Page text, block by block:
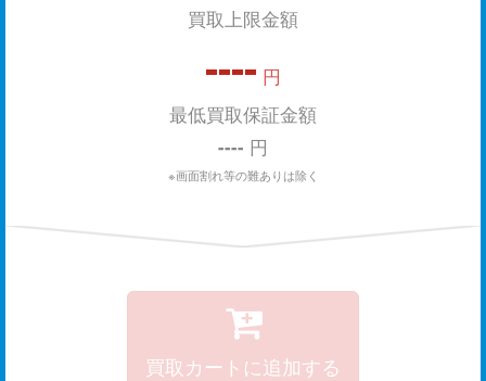
買取上限金額
---- 円
最低買取保証金額
---- 円
※画面割れ等の難ありは除く
買取カートに追加する